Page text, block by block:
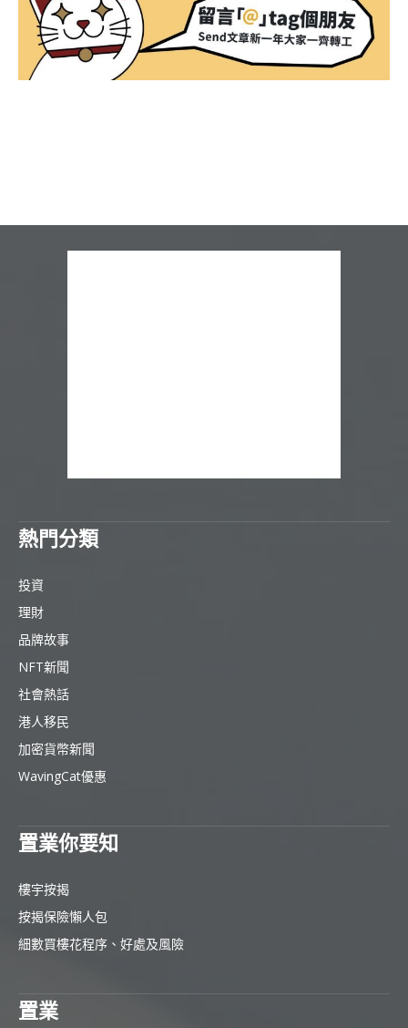
熱門分類
投資
理財
品牌故事
NFT新聞
社會熱話
港人移民
加密貨幣新聞
WavingCat優惠
置業你要知
樓宇按揭
按揭保險懶人包
細數買樓花程序、好處及風險
置業